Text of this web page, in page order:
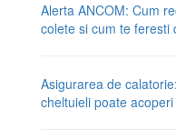
Alerta ANCOM: Cum
colete si cum te feresti
Asigurarea de
cheltuieli poate